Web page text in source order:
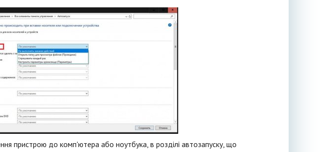
пристрою до комп'ютера або ноутбука, в розділі автозапуску, що